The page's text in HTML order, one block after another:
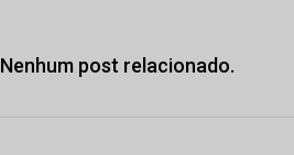
Nenhum post relacionado.